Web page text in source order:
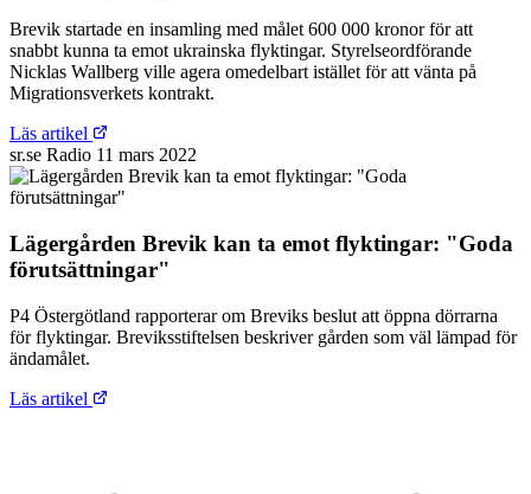
Brevik startade en insamling med målet 600 000 kronor för att
snabbt kunna ta emot ukrainska flyktingar. Styrelseordförande
Nicklas Wallberg ville agera omedelbart istället för att vänta på
Migrationsverkets kontrakt.
Läs artikel
sr.se Radio 11 mars 2022
Lägergården Brevik kan ta emot flyktingar: "Goda
förutsättningar"
P4 Östergötland rapporterar om Breviks beslut att öppna dörrarna
för flyktingar. Breviksstiftelsen beskriver gården som väl lämpad för
ändamålet.
Läs artikel